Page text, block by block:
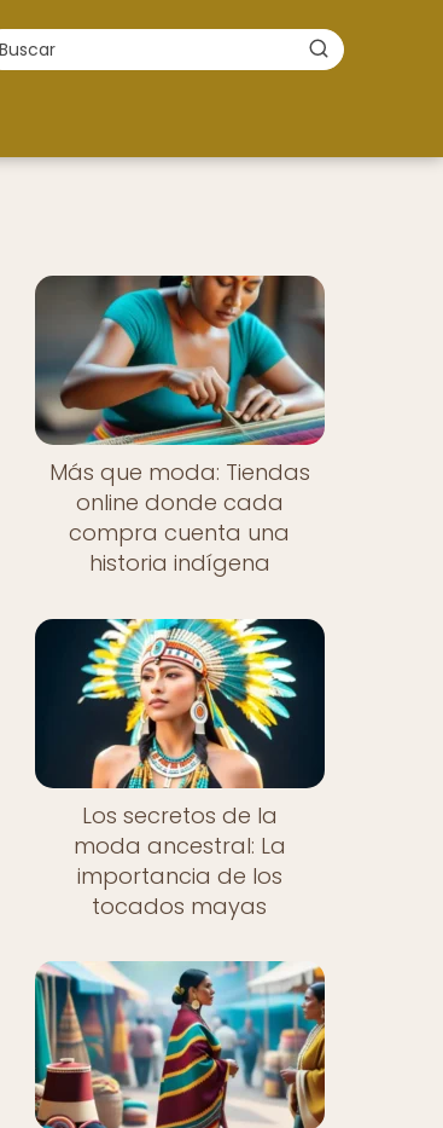
Más que moda: Tiendas
online donde cada
compra cuenta una
historia indígena
Los secretos de la
moda ancestral: La
importancia de los
tocados mayas